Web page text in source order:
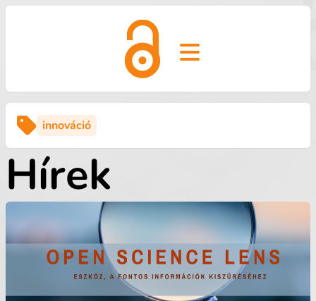
Open main menu
innováció
Hírek